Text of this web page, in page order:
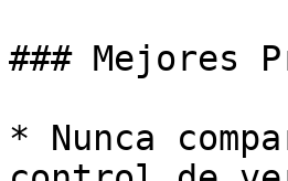
### Mejores
* Nunca